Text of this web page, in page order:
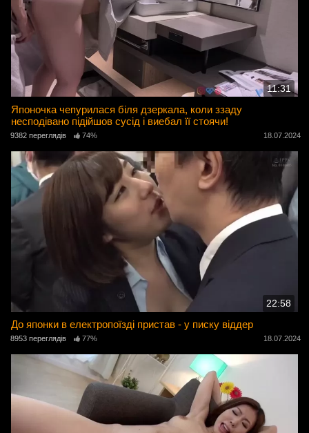
11:31
Японочка чепурилася біля дзеркала, коли ззаду
несподівано підійшов сусід і виебал її стоячи!
9382 переглядів 74% 18.07.2024
22:58
До японки в електропоїзді пристав - у писку віддер
8953 переглядів 77% 18.07.2024